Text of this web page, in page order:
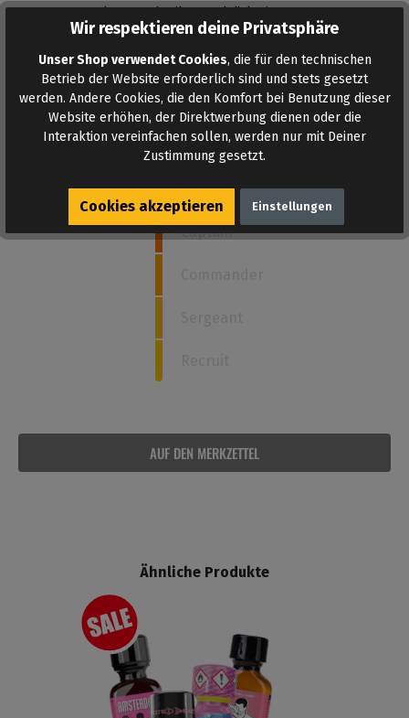
Wie stark ist dieses Poppers?
5 Admiral
Captain
AUF DEN MERKZETTEL
Bewertungen lesen, schreiben und diskutieren...
Mehr lesen
Ähnliche Produkte
Wir respektieren deine Privatsphäre
Unser Shop verwendet Cookies, die für den technischen
Betrieb der Website erforderlich sind und stets gesetzt
werden. Andere Cookies, die den Komfort bei Benutzung dieser
Website erhöhen, der Direktwerbung dienen oder die
Interaktion vereinfachen sollen, werden nur mit Deiner
Zustimmung gesetzt.
Cookies akzeptieren Einstellungen